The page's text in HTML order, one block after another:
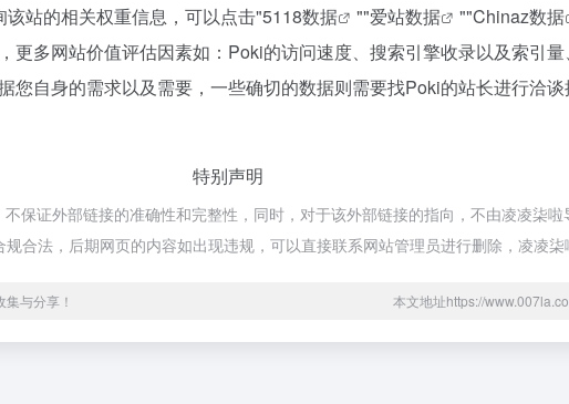
站的相关权重信息，可以点击"5118数据 ""爱站数据 ""Chinaz数据
更多网站价值评估因素如：Poki的访问速度、搜索引擎收录以及索引
自身的需求以及需要，一些确切的数据则需要找Poki的站长进行洽谈
特别声明
保证外部链接的准确性和完整性，同时，对于该外部链接的指向，不由凌凌柒
合法，后期网页的内容如出现违规，可以直接联系网站管理员进行删除，凌凌柒
与分享！ 本文地址https://